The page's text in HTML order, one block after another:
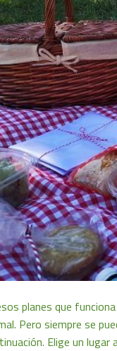
planes que
Pero siempre se
Elige un lugar